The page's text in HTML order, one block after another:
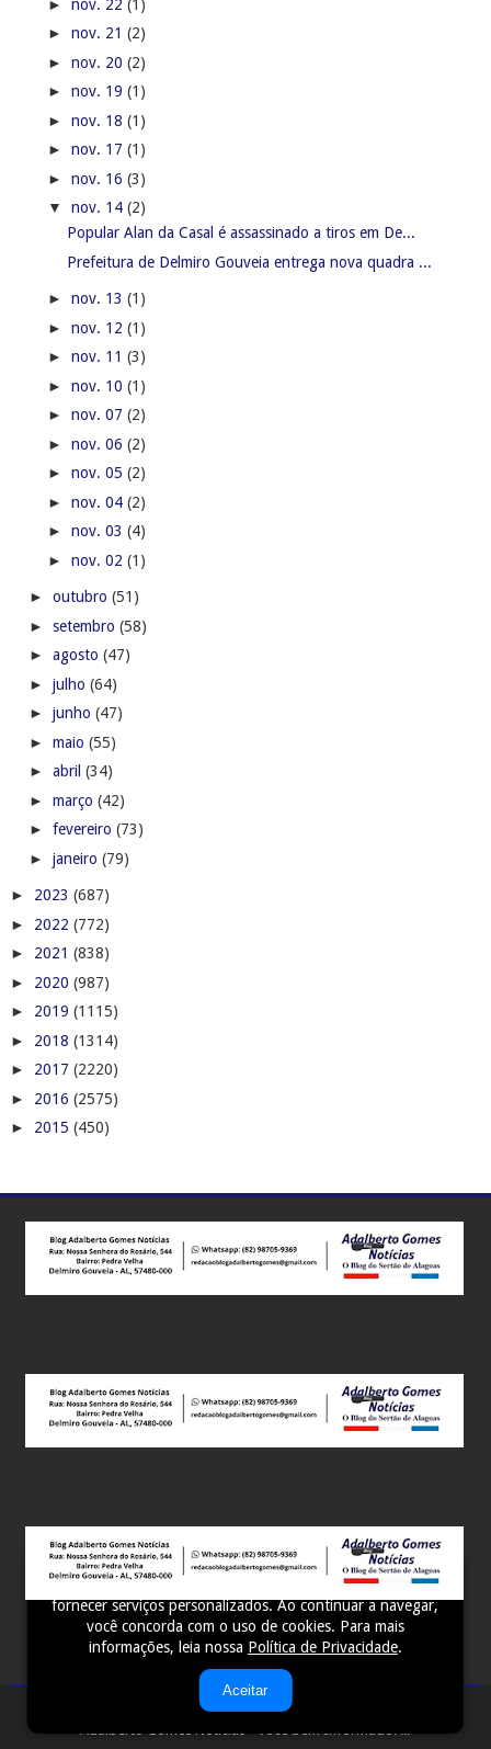
Este site utiliza cookies para melhorar sua experiência e
fornecer serviços personalizados. Ao continuar a navegar,
você concorda com o uso de cookies. Para mais
informações, leia nossa Política de Privacidade.
Aceitar
► nov. 22 (1)
► nov. 21 (2)
► nov. 20 (2)
► nov. 19 (1)
► nov. 18 (1)
► nov. 17 (1)
► nov. 16 (3)
▼ nov. 14 (2)
Popular Alan da Casal é assassinado a tiros em De...
Prefeitura de Delmiro Gouveia entrega nova quadra ...
► nov. 13 (1)
► nov. 12 (1)
► nov. 11 (3)
► nov. 10 (1)
► nov. 07 (2)
► nov. 06 (2)
► nov. 05 (2)
► nov. 04 (2)
► nov. 03 (4)
► nov. 02 (1)
► outubro (51)
► setembro (58)
► agosto (47)
► julho (64)
► junho (47)
► maio (55)
► abril (34)
► março (42)
► fevereiro (73)
► janeiro (79)
► 2023 (687)
► 2022 (772)
► 2021 (838)
► 2020 (987)
► 2019 (1115)
► 2018 (1314)
► 2017 (2220)
► 2016 (2575)
► 2015 (450)
Adalberto Gomes Notícias - Você bem Informado! ...